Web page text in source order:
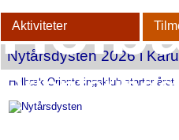
Aktiviteter
Nytårsdysten 2026 i
Holbæk Orienteringsklub starter året